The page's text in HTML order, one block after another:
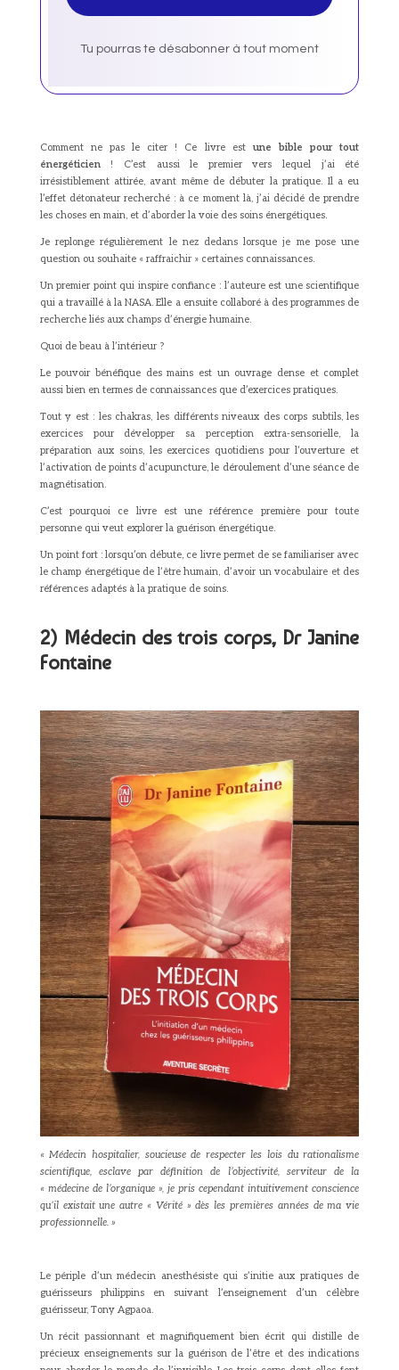
Tu pourras te désabonner à tout moment
Comment ne pas le citer ! Ce livre est une bible pour tout
énergéticien! C’est aussi le premier vers lequel j’ai été
irrésistiblement attirée, avant même de débuter la pratique. Il a eu
l’effet détonateur recherché : à ce moment là, j’ai décidé de prendre
les choses en main, et d’aborder la voie des soins énergétiques.
Je replonge régulièrement le nez dedans lorsque je me pose une
question ou souhaite « raffraichir » certaines connaissances.
Un premier point qui inspire confiance : l’auteure est une scientifique
qui a travaillé à la NASA. Elle a ensuite collaboré à des programmes de
recherche liés aux champs d’énergie humaine.
Quoi de beau à l’intérieur ?
Le pouvoir bénéfique des mains est un ouvrage dense et complet
aussi bien en termes de connaissances que d’exercices pratiques.
Tout y est : les chakras, les différents niveaux des corps subtils, les
exercices pour développer sa perception extra-sensorielle, la
préparation aux soins, les exercices quotidiens pour l’ouverture et
l’activation de points d’acupuncture, le déroulement d’une séance de
magnétisation.
C’est pourquoi ce livre est une référence première pour toute
personne qui veut explorer la guérison énergétique.
Un point fort : lorsqu’on débute, ce livre permet de se familiariser avec
le champ énergétique de l’être humain, d’avoir un vocabulaire et des
références adaptés à la pratique de soins.
2) Médecin des trois corps, Dr Janine
Fontaine
« Médecin hospitalier, soucieuse de respecter les lois du rationalisme
scientifique, esclave par définition de l’objectivité, serviteur de la
« médecine de l’organique », je pris cependant intuitivement conscience
qu’il existait une autre « Vérité » dès les premières années de ma vie
professionnelle. »
Le périple d’un médecin anesthésiste qui s’initie aux pratiques de
guérisseurs philippins en suivant l’enseignement d’un célèbre
guérisseur, Tony Agpaoa.
Un récit passionnant et magnifiquement bien écrit qui distille de
précieux enseignements sur la guérison de l’être et des indications